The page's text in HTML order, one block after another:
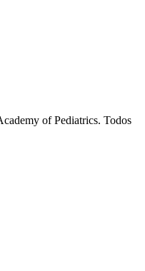
of Pediatrics. Todos